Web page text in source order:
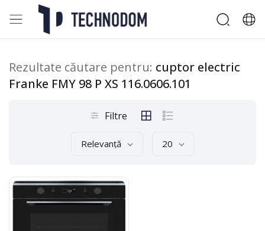
Rezultate căutare pentru: cuptor electric
Franke FMY 98 P XS 116.0606.101
Filtre
Relevanță 20